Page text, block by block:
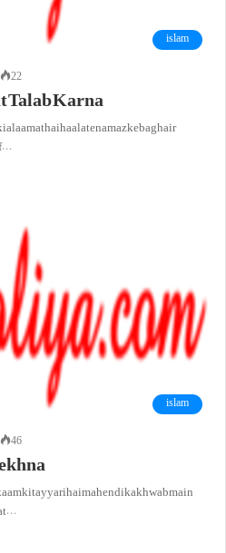
islam
22
Talab Karna
alaamat hai haalate namaz ke baghair
islam
46
ki tayyari hai mahendi ka khwab main